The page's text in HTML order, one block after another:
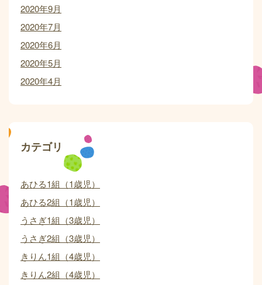
2020年9月
2020年7月
2020年6月
2020年5月
2020年4月
カテゴリ
あひる1組（1歳児）
あひる2組（1歳児）
うさぎ1組（3歳児）
うさぎ2組（3歳児）
きりん1組（4歳児）
きりん2組（4歳児）